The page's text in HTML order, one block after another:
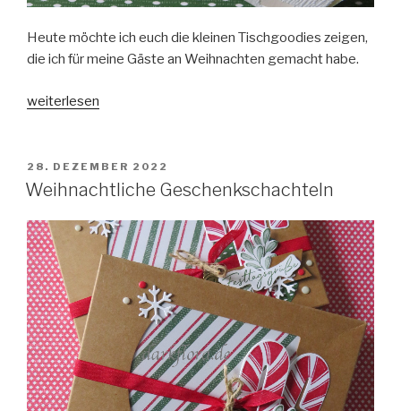
Heute möchte ich euch die kleinen Tischgoodies zeigen,
die ich für meine Gäste an Weihnachten gemacht habe.
„Weihnachtliche
weiterlesen
VERÖFFENTLICHT
AM
28. DEZEMBER 2022
Weihnachtliche Geschenkschachteln